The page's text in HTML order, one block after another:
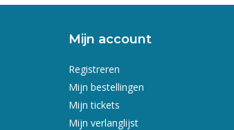
Mijn account
Registreren
Mijn bestellingen
Mijn tickets
Mijn verlanglijst